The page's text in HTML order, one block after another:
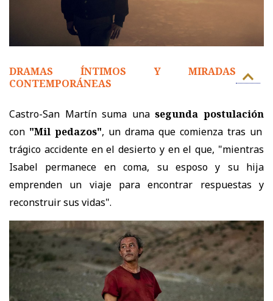
DRAMAS ÍNTIMOS Y MIRADAS
CONTEMPORÁNEAS
Castro-San Martín suma unasegunda postulación
con "Mil pedazos", un drama que comienza tras un
trágico accidente en el desierto y en el que, "mientras
Isabel permanece en coma, su esposo y su hija
emprenden un viaje para encontrar respuestas y
reconstruir sus vidas".